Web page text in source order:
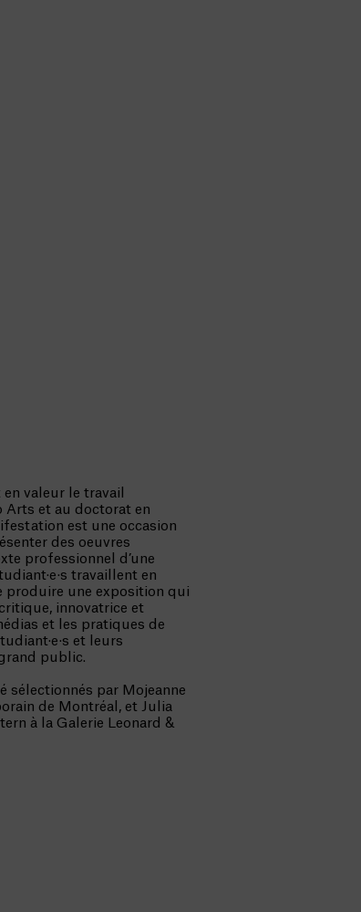
valeur le travail
Arts et au doctorat en
est une occasion
des oeuvres
professionnel d’une
travaillent en
produire une exposition qui
innovatrice et
et les pratiques de
et leurs
public.
sélectionnés par Mojeanne
de Montréal, et Julia
à la Galerie Leonard &